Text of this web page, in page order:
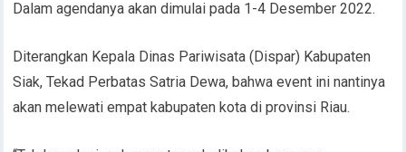
Dalam agendanya akan dimulai pada 1-4 Desember 2022.
Diterangkan Kepala Dinas Pariwisata (Dispar) Kabupaten
Siak, Tekad Perbatas Satria Dewa, bahwa event ini nantinya
akan melewati empat kabupaten kota di provinsi Riau.